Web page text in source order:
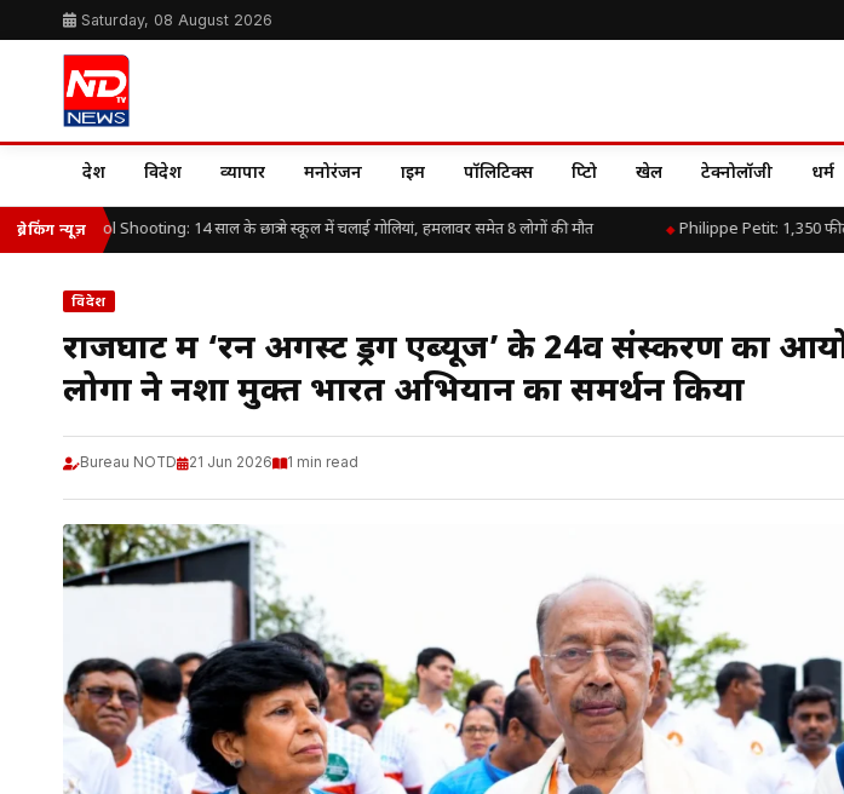
Saturday, 08 August 2026
देश विदेश व्यापार मनोरंजन क्राइम पॉलिटिक्स क्रिप्टो खेल टेक्नोलॉजी धर्म
ब्रेकिंग न्यूज़
School Shooting: 14 साल के छात्र ने स्कूल में चलाई गोलियां, हमलावर समेत 8 लोगों की मौत Philippe Petit: 1,350 फीट
विदेश
राजघाट में ‘रन अगेंस्ट ड्रग एब्यूज’ के 24वें संस्करण का
लोगों ने नशा मुक्त भारत अभियान का समर्थन किया
Bureau NOTD 21 Jun 2026 1 min read